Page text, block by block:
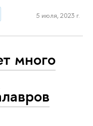
5 июля, 2023 г.
много